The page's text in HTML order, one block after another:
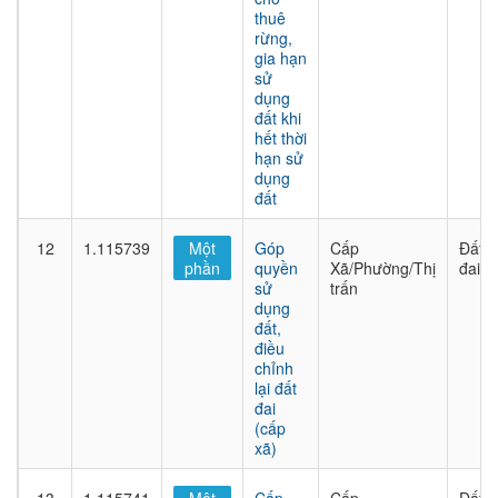
thuê
rừng,
gia hạn
sử
dụng
đất khi
hết thời
hạn sử
dụng
đất
12 1.115739
Một
phần
Góp
quyền
sử
dụng
đất,
điều
chỉnh
lại đất
đai
(cấp
xã)
Cấp
Xã/Phường/Thị
trấn
Đất
đai